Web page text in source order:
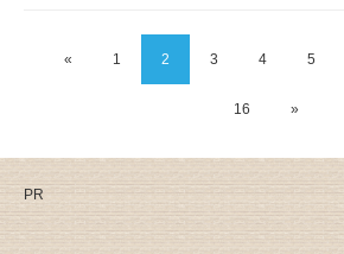
« 1 2 3 4 5
16 »
PR